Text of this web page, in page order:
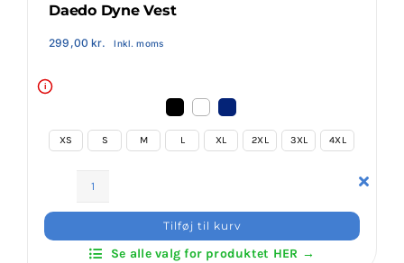
Om Invictus Fightwear
Nyheder
Daedo Dyne Vest
299,00kr. Inkl. moms
i
XS S M L XL 2XL 3XL 4XL
Vest
antal
Tilføj til kurv
Se alle valg for produktet HER →